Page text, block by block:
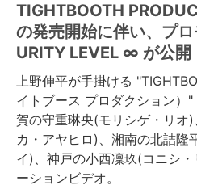
TIGHTBOOTH
の発売開始に伴い、プ
URITY LEVEL ∞ が公開
上野伸平が手掛ける
イトブース プロダクション）
賀の守重琳央(モリシゲ・リオ
カ・アヤヒロ)、湘南の北詰隆
イ)、神戸の小西凜玖(コニシ
ーションビデオ。